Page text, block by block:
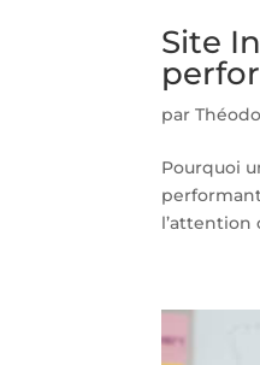
Site
par
Pourquoi
l’attention